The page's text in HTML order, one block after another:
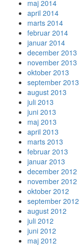
maj 2014
april 2014
marts 2014
februar 2014
januar 2014
december 2013
november 2013
oktober 2013
september 2013
august 2013
juli 2013
juni 2013
maj 2013
april 2013
marts 2013
februar 2013
januar 2013
december 2012
november 2012
oktober 2012
september 2012
august 2012
juli 2012
juni 2012
maj 2012